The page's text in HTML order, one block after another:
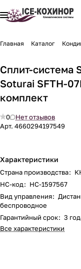
Главная Каталог
Сплит-система
Soturai SFTH-
комплект
0
Нет отзывов
Арт. 4660294197549
Характеристики
Страна производства:
НС-код: НС-1597567
Вид управления:
беспроводное
Гарантийный срок: 3
Все характеристики